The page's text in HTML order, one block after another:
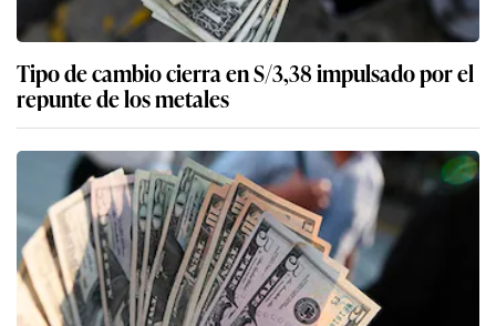
Tipo de cambio cierra en S/3,38 impulsado por el
repunte de los metales